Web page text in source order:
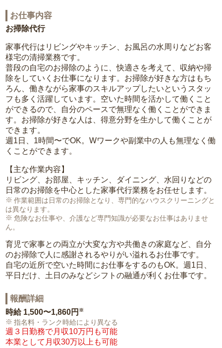
お仕事内容
お掃除代行
家事代行はリビングやキッチン、お風呂の水周りなどお客
様宅の清掃業務です。
普段の自宅のお掃除のように、快適さを考えて、収納や掃
除をしていくお仕事になります。お掃除が好きな方はもち
ろん、働きながら家事のスキルアップしたいというスタッ
フも多く活躍しています。空いた時間を活かして働くこと
ができるので、自分のペースで無理なく働くことができま
す。お掃除が好きな人は、得意分野を生かして働くことが
できます。
週1日、1時間〜でOK。Wワークや副業中の人も無理なく働
くことができます。
【主な作業内容】
リビング、お部屋、キッチン、ダイニング、水回りなどの
日常のお掃除を中心とした家事代行業務をお任せします。
作業範囲は日常のお掃除となり、専門的なハウスクリーニングと
は異なります。
危険なお仕事や、介護など専門知識が必要なお仕事はありませ
ん。
育児で家事との両立が大変な方や共働きの家庭など、自分
のお掃除で人に感謝されるやりがい溢れるお仕事です。
自宅の近所で空いた時間にお仕事をするのもOK。週1日、
平日だけ、土日のみなどシフトの融通が利くお仕事です。
報酬詳細
時給 1,500〜1,860円 ※
指名料・ランク時給により異なる
週３日勤務で月収10万円も可能
本業として月収30万以上も可能